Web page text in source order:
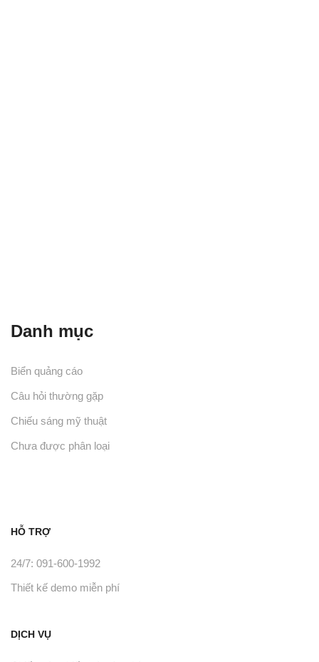
Danh mục
Biển quảng cáo
Câu hỏi thường gặp
Chiếu sáng mỹ thuật
Chưa được phân loại
HỖ TRỢ
24/7: 091-600-1992
Thiết kế demo miễn phí
DỊCH VỤ